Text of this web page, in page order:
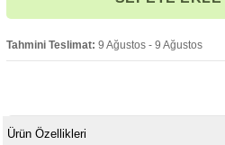
Tahmini Teslimat: 9 Ağustos - 9 Ağustos
Ürün Özellikleri